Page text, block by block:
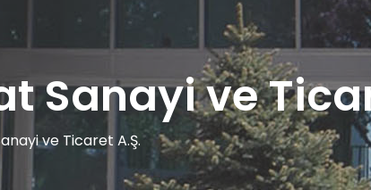
Sanayi ve
ve Ticaret A.Ş.